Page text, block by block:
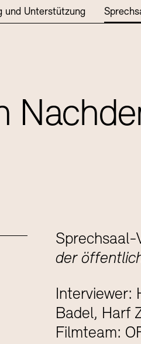
und Unterstützung
Sprechsaal-
der
Interviewer:
Badel, Harf
Filmteam: